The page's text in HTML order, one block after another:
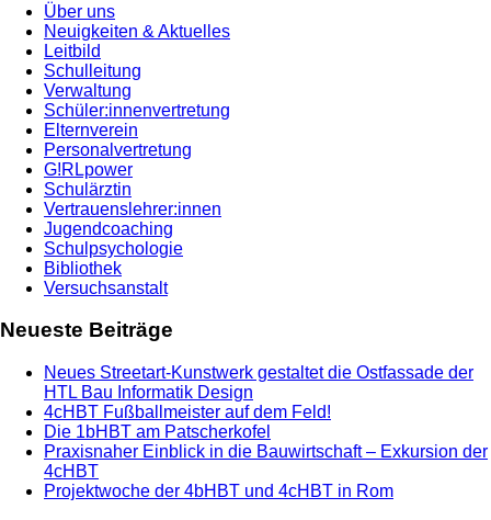
Über uns
Neuigkeiten & Aktuelles
Leitbild
Schulleitung
Verwaltung
Schüler:innenvertretung
Elternverein
Personalvertretung
G!RLpower
Schulärztin
Vertrauenslehrer:innen
Jugendcoaching
Schulpsychologie
Bibliothek
Versuchsanstalt
Neueste Beiträge
Neues Streetart-Kunstwerk gestaltet die Ostfassade der
HTL Bau Informatik Design
4cHBT Fußballmeister auf dem Feld!
Die 1bHBT am Patscherkofel
Praxisnaher Einblick in die Bauwirtschaft – Exkursion der
4cHBT
Projektwoche der 4bHBT und 4cHBT in Rom